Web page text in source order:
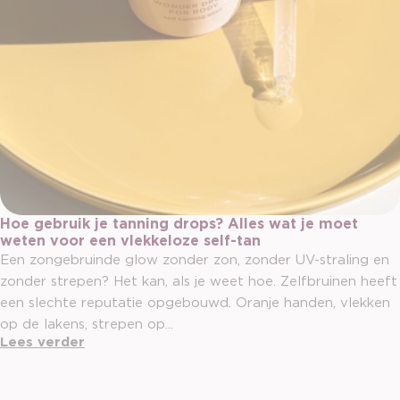
Hoe gebruik je tanning drops? Alles wat je moet
weten voor een vlekkeloze self-tan
Een zongebruinde glow zonder zon, zonder UV-straling en
zonder strepen? Het kan, als je weet hoe. Zelfbruinen heeft
een slechte reputatie opgebouwd. Oranje handen, vlekken
op de lakens, strepen op...
Lees verder